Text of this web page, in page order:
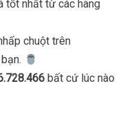
tốt nhất từ các hãng
chuột trên
bất cứ lúc nào